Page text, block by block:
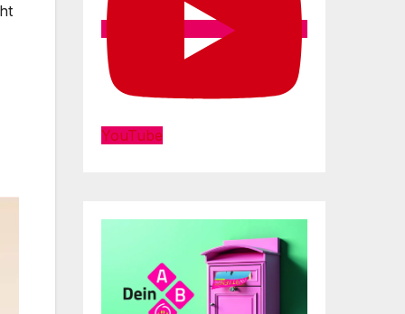
YouTube